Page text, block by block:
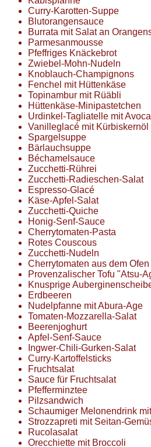
Curry-Karotten-Suppe
Blutorangensauce
Burrata mit Salat an
Parmesanmousse
Pfeffriges Knäckebrot
Zwiebel-Mohn-Nudeln
Knoblauch-Champignons
Fenchel mit Hüttenkäse
Topinambur mit Rüäbli
Hüttenkäse-Minipastetchen
Urdinkel-Tagliatelle mit
Vanilleglacé mit Kürbiskernöl
Spargelsuppe
Bärlauchsuppe
Béchamelsauce
Zucchetti-Rührei
Zucchetti-Radieschen-Salat
Espresso-Glacé
Käse-Apfel-Salat
Zucchetti-Quiche
Honig-Senf-Sauce
Cherrytomaten-Pasta
Rotes Couscous
Zucchetti-Nudeln
Cherrytomaten aus dem Ofen
Provenzalischer Tofu "Atsu-
Knusprige
Erdbeeren
Nudelpfanne mit Abura-Age
Tomaten-Mozzarella-Salat
Beerenjoghurt
Apfel-Senf-Sauce
Ingwer-Chili-Gurken-Salat
Curry-Kartoffelsticks
Fruchtsalat
Sauce für Fruchtsalat
Pfefferminztee
Pilzsandwich
Schaumiger Melonendrink
Strozzapreti mit Seitan-
Rucolasalat
Orecchiette mit Broccoli